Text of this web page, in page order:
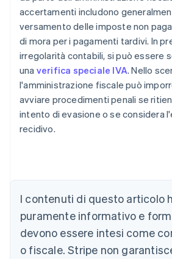
accertamenti includono
versamento delle imposte non
di mora per i pagamenti tardivi. In
irregolarità contabili, si può essere
una verifica speciale IVA. Nello
l'amministrazione fiscale può
avviare procedimenti penali se
intento di evasione o se considera
recidivo.
I contenuti di questo articolo
puramente informativo e
devono essere intesi come
o fiscale. Stripe non
Australia
English
Austria